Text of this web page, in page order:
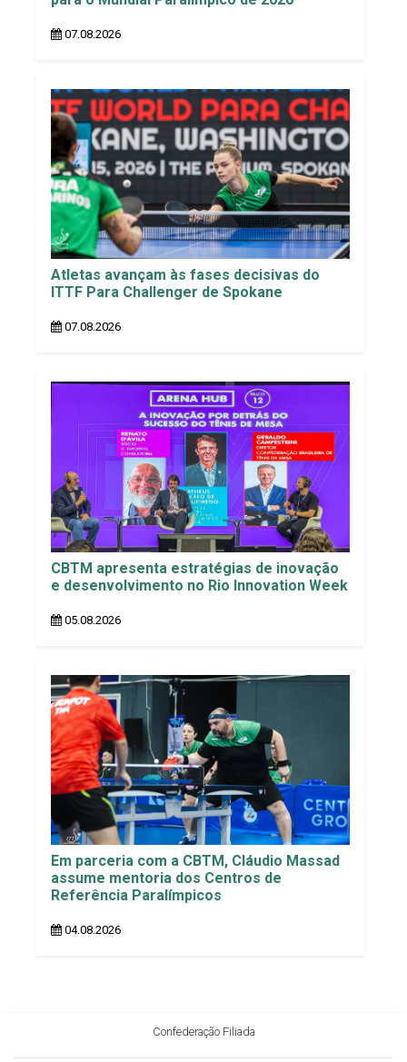
07.08.2026
Atletas avançam às fases decisivas do
ITTF Para Challenger de Spokane
07.08.2026
CBTM apresenta estratégias de inovação
e desenvolvimento no Rio Innovation Week
05.08.2026
Em parceria com a CBTM, Cláudio Massad
assume mentoria dos Centros de
Referência Paralímpicos
04.08.2026
Confederação Filiada